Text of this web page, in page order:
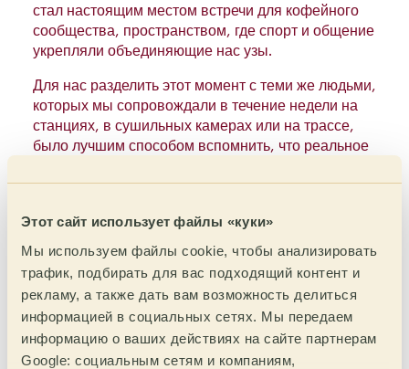
Этот сайт использует файлы «куки»
Мы используем файлы cookie, чтобы анализировать
трафик, подбирать для вас подходящий контент и
рекламу, а также дать вам возможность делиться
информацией в социальных сетях. Мы передаем
информацию о ваших действиях на сайте партнерам
Google: социальным сетям и компаниям,
стал настоящим местом встречи для кофейного
сообщества, пространством, где спорт и общение
укрепляли объединяющие нас узы.
Для нас разделить этот момент с теми же людьми,
которых мы сопровождали в течение недели на
станциях, в сушильных камерах или на трассе,
было лучшим способом вспомнить, что реальное
кофе.
Одним словом, эта неделя в Nyeri стала
время в стране происхождения и работаем рука
об руку с людьми, которые производят кофе,
каждое решение, которое мы принимаем вместе,
приводит к лучшему кофе, укреплению
отношений и проекту, который движется вперед.